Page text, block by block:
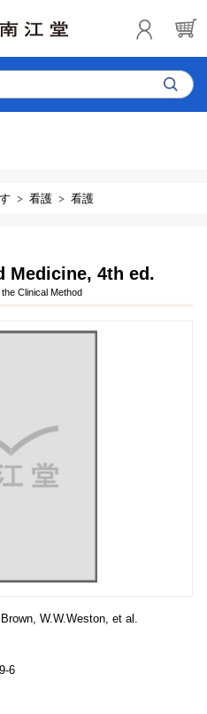
看護 看護
Medicine, 4th ed.
Clinical Method
W.W.Weston, et al.
6